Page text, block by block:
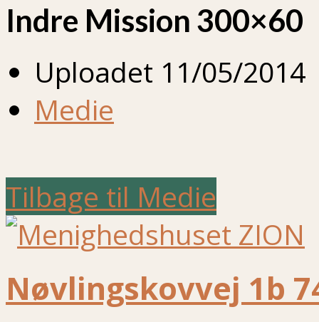
Indre Mission 300×60
Uploadet 11/05/2014
Medie
Tilbage til Medie
Nøvlingskovvej 1b